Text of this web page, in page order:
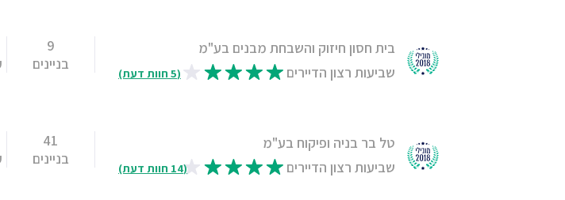
בית חסון חיזוק והשבחת מבנים בע"מ
שביעות רצון הדיירים
(5 חוות דעת)
9
בניינים
טל בר בניה ופיקוח בע"מ
שביעות רצון הדיירים
(14 חוות דעת)
41
בניינים